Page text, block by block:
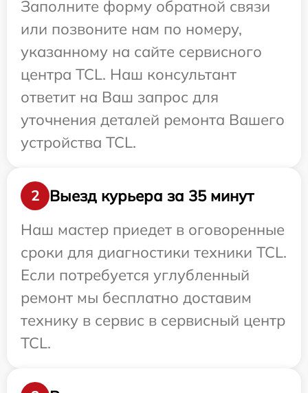
Заполните форму обратной связи
или позвоните нам по номеру,
указанному на сайте сервисного
центра TCL. Наш консультант
ответит на Ваш запрос для
уточнения деталей ремонта Вашего
устройства TCL.
2
Выезд курьера за 35 минут
Наш мастер приедет в оговоренные
сроки для диагностики техники TCL.
Если потребуется углубленный
ремонт мы бесплатно доставим
технику в сервис в сервисный центр
TCL.